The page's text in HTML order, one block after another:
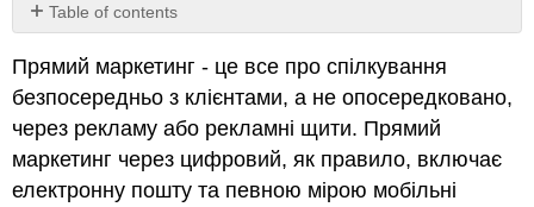
Table of contents
No
headers
Прямий маркетинг - це все про спілкування
безпосередньо з клієнтами, а не опосередковано,
через рекламу або рекламні щити. Прямий
маркетинг через цифровий, як правило, включає
електронну пошту та певною мірою мобільні